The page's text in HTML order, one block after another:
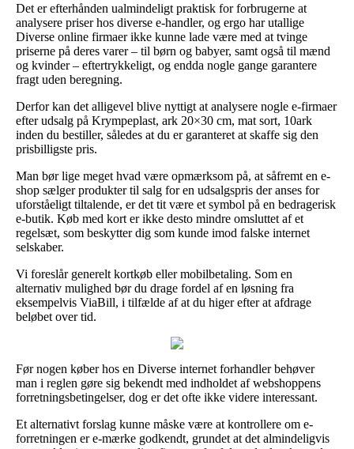
Det er efterhånden ualmindeligt praktisk for forbrugerne at
analysere priser hos diverse e-handler, og ergo har utallige
Diverse online firmaer ikke kunne lade være med at tvinge
priserne på deres varer – til børn og babyer, samt også til mænd
og kvinder – eftertrykkeligt, og endda nogle gange garantere
fragt uden beregning.
Derfor kan det alligevel blive nyttigt at analysere nogle e-firmaer
efter udsalg på Krympeplast, ark 20×30 cm, mat sort, 10ark
inden du bestiller, således at du er garanteret at skaffe sig den
prisbilligste pris.
Man bør lige meget hvad være opmærksom på, at såfremt en e-
shop sælger produkter til salg for en udsalgspris der anses for
uforståeligt tiltalende, er det tit være et symbol på en bedragerisk
e-butik. Køb med kort er ikke desto mindre omsluttet af et
regelsæt, som beskytter dig som kunde imod falske internet
selskaber.
Vi foreslår generelt kortkøb eller mobilbetaling. Som en
alternativ mulighed bør du drage fordel af en løsning fra
eksempelvis ViaBill, i tilfælde af at du higer efter at afdrage
beløbet over tid.
Før nogen køber hos en Diverse internet forhandler behøver
man i reglen gøre sig bekendt med indholdet af webshoppens
forretningsbetingelser, dog er det ofte ikke videre interessant.
Et alternativt forslag kunne måske være at kontrollere om e-
forretningen er e-mærke godkendt, grundet at det almindeligvis